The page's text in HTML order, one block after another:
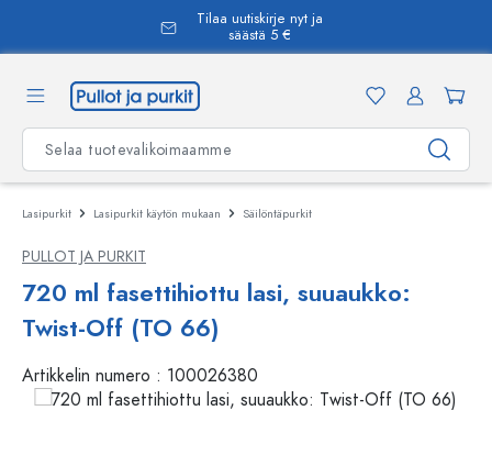
Tilaa uutiskirje nyt ja
säästä 5 €
Lasipurkit Lasipurkit käytön mukaan Säilöntäpurkit
PULLOT JA PURKIT
720 ml fasettihiottu lasi, suuaukko:
Twist-Off (TO 66)
Artikkelin numero : 100026380